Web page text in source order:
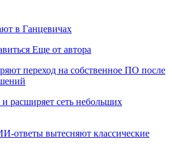
в Ганцевичах
Еще от автора
переход на собственное ПО после
и расширяет сеть небольших
ответы вытесняют классические